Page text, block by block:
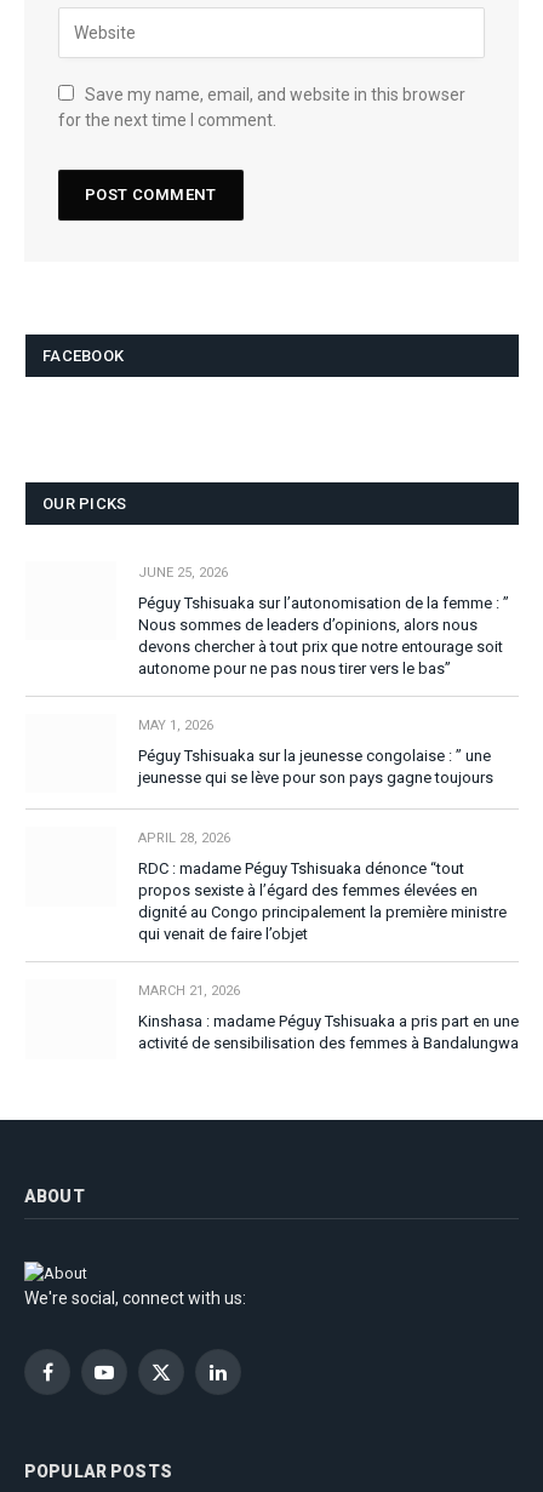
Save my name, email, and website in this browser
for the next time I comment.
FACEBOOK
OUR PICKS
JUNE 25, 2026
Péguy Tshisuaka sur l’autonomisation de la femme : ”
Nous sommes de leaders d’opinions, alors nous
devons chercher à tout prix que notre entourage soit
autonome pour ne pas nous tirer vers le bas”
MAY 1, 2026
Péguy Tshisuaka sur la jeunesse congolaise : ” une
jeunesse qui se lève pour son pays gagne toujours
APRIL 28, 2026
RDC : madame Péguy Tshisuaka dénonce “tout
propos sexiste à l’égard des femmes élevées en
dignité au Congo principalement la première ministre
qui venait de faire l’objet
MARCH 21, 2026
Kinshasa : madame Péguy Tshisuaka a pris part en une
activité de sensibilisation des femmes à Bandalungwa
ABOUT
We're social, connect with us:
FacebookYouTubeX
LinkedIn
POPULAR POSTS